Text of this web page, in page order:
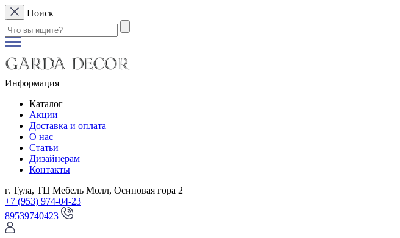
Поиск
Информация
Каталог
Акции
Доставка и оплата
О нас
Статьи
Дизайнерам
Контакты
г. Тула, ТЦ Мебель Молл, Осиновая гора 2
+7 (953) 974-04-23
89539740423